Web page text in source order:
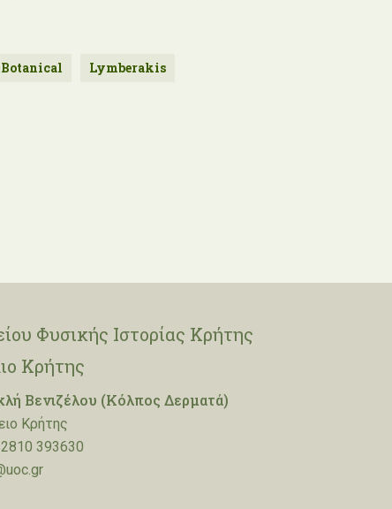
Botanical Lymberakis
Φυσικής Ιστορίας Κρήτης
Κρήτης
Βενιζέλου (Κόλπος Δερματά)
Κρήτης
393630